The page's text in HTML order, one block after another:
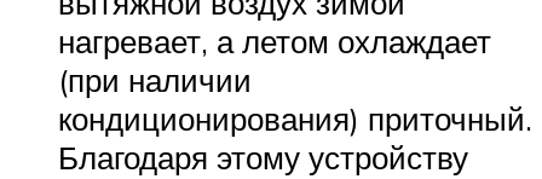
нагревает, а летом охлаждает
(при наличии
кондиционирования) приточный.
Благодаря этому устройству